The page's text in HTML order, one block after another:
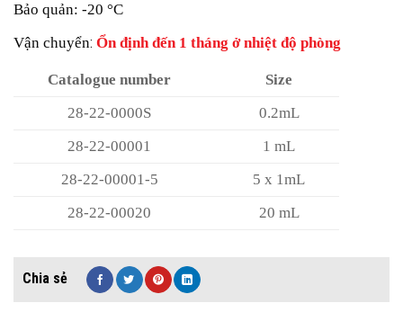
Bảo quản: -20 °C
Vận chuyển: Ổn định đến 1 tháng ở nhiệt độ phòng
Catalogue number
Size
28-22-0000S
0.2mL
28-22-00001
1 mL
28-22-00001-5
5 x 1mL
28-22-00020
20 mL